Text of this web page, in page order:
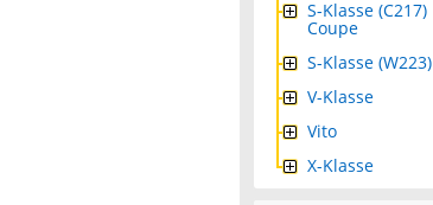
S-Klasse (C217)
Coupe
S-Klasse (W223)
V-Klasse
Vito
X-Klasse